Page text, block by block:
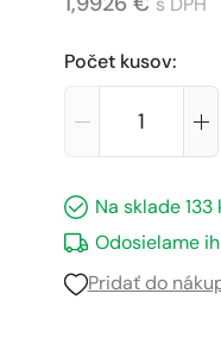
Počet kusov:
Na sklade 133
Odosielame
Pridať do